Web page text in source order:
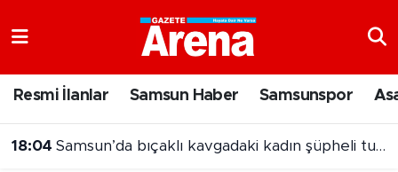
Resmi İlanlar Samsun Haber Samsunspor
17:59 Rusya açıklarında dron saldırısı: Yaralı mürettebat Samsun'a getirildi
Samsun Namaz Vakitleri